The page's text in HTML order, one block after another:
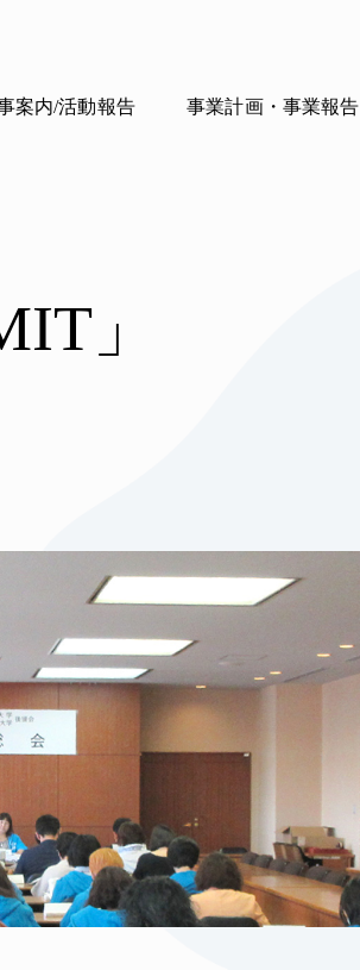
案内/活動報告 事業計画・事業報告
」